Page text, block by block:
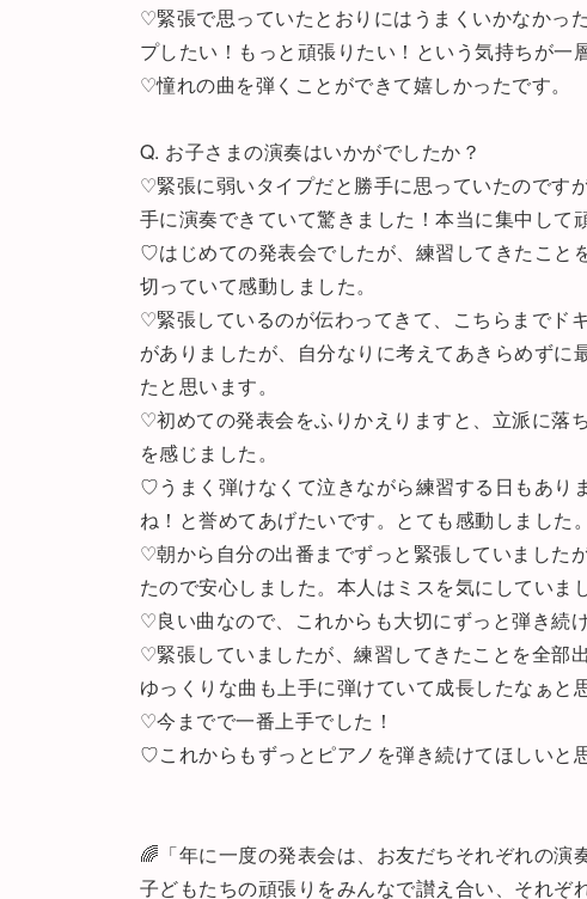
♡緊張で思っていたとおりにはうまくいかなかっ
プしたい！もっと頑張りたい！という気持ちが一
♡憧れの曲を弾くことができて嬉しかったです。
Q. お子さまの演奏はいかがでしたか？
♡緊張に弱いタイプだと勝手に思っていたのです
手に演奏できていて驚きました！本当に集中して
♡はじめての発表会でしたが、練習してきたこと
切っていて感動しました。
♡緊張しているのが伝わってきて、こちらまでド
がありましたが、自分なりに考えてあきらめずに
たと思います。
♡初めての発表会をふりかえりますと、立派に落
を感じました。
♡うまく弾けなくて泣きながら練習する日もあり
ね！と誉めてあげたいです。とても感動しました。
♡朝から自分の出番までずっと緊張していました
たので安心しました。本人はミスを気にしていま
♡良い曲なので、これからも大切にずっと弾き続
♡緊張していましたが、練習してきたことを全部
ゆっくりな曲も上手に弾けていて成長したなぁと
♡今までで一番上手でした！
♡これからもずっとピアノを弾き続けてほしいと
🌈「年に一度の発表会は、お友だちそれぞれの演
子どもたちの頑張りをみんなで讃え合い、それぞ